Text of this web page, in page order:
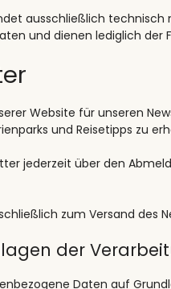
ausschließlich technisch
und dienen lediglich der
Website für unseren
und Reisetipps zu
jederzeit über den
zum Versand des
der
Daten auf